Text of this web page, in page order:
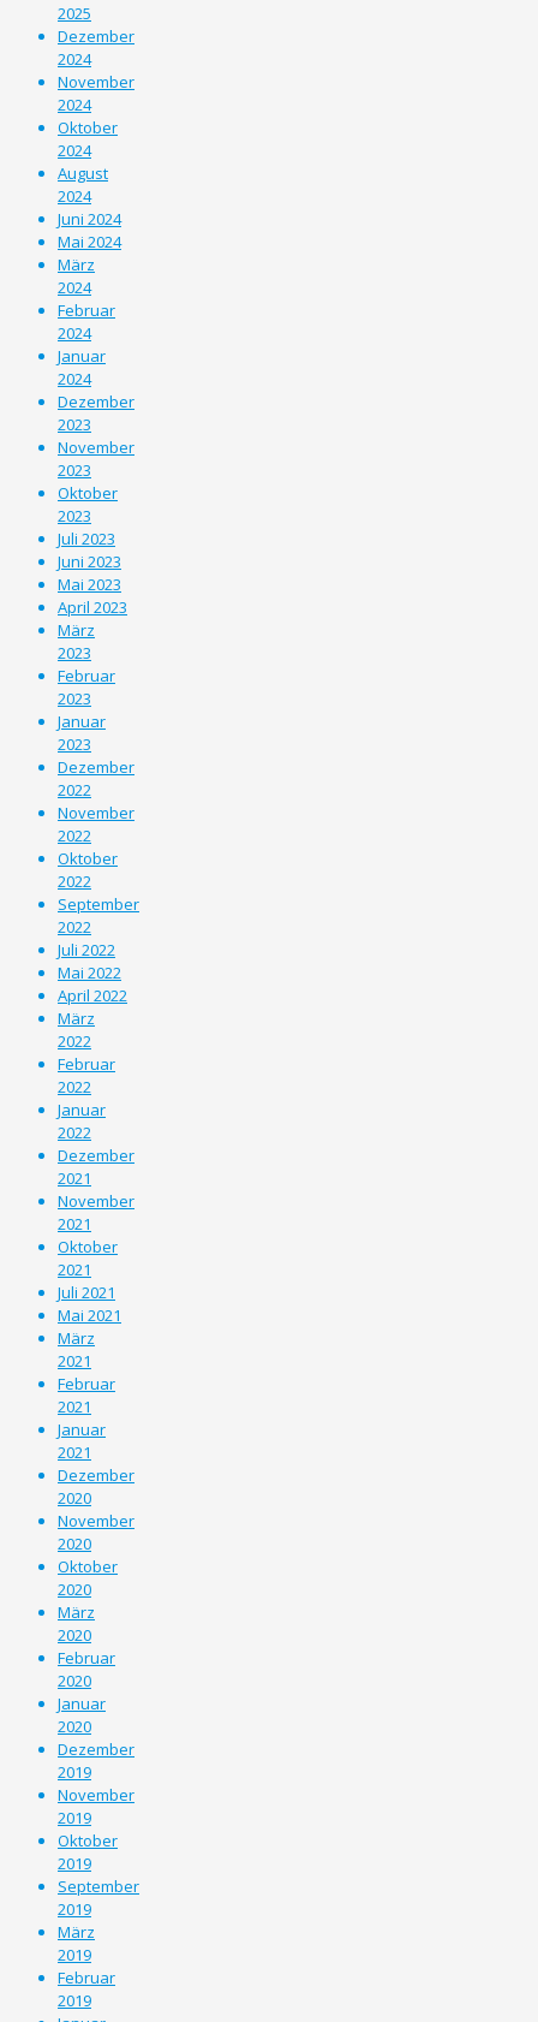
2025
Dezember
2024
November
2024
Oktober
2024
August
2024
Juni 2024
Mai 2024
März
2024
Februar
2024
Januar
2024
Dezember
2023
November
2023
Oktober
2023
Juli 2023
Juni 2023
Mai 2023
April 2023
März
2023
Februar
2023
Januar
2023
Dezember
2022
November
2022
Oktober
2022
September
2022
Juli 2022
Mai 2022
April 2022
März
2022
Februar
2022
Januar
2022
Dezember
2021
November
2021
Oktober
2021
Juli 2021
Mai 2021
März
2021
Februar
2021
Januar
2021
Dezember
2020
November
2020
Oktober
2020
März
2020
Februar
2020
Januar
2020
Dezember
2019
November
2019
Oktober
2019
September
2019
März
2019
Februar
2019